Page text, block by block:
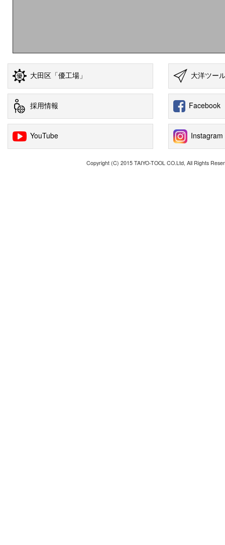
大田区「優工場」 大洋ツー
採用情報 Facebook
YouTube Instagram
Copyright (C) 2015 TAIYO-TOOL CO.Ltd, All Rights